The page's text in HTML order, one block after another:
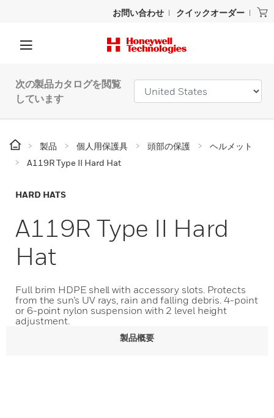
お問い合わせ クイックオーダー
次の製品カタログを閲覧
しています
製品 個人用保護具 頭部の保護
ヘルメット
A119R Type II Hard Hat
HARD HATS
A119R Type II Hard
Hat
Full brim HDPE shell with accessory slots. Protects
from the sun’s UV rays, rain and falling debris. 4-point
or 6-point nylon suspension with 2 level height
adjustment.
製品概要